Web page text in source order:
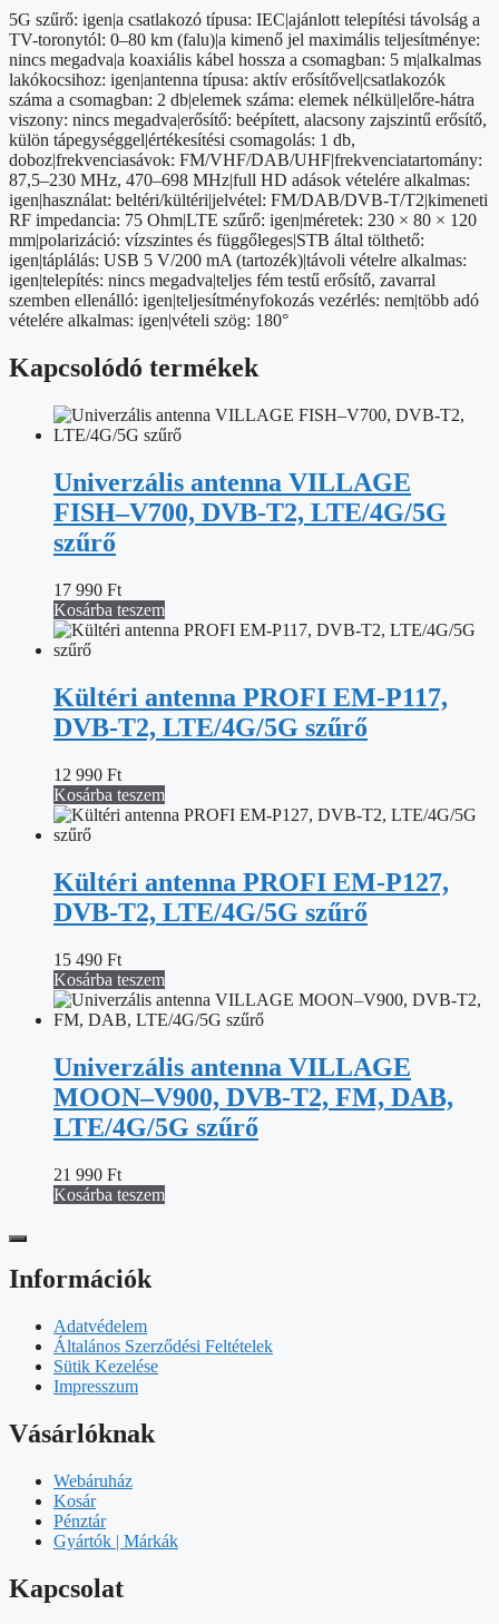
mennyiség
5G szűrő: igen|a csatlakozó típusa: IEC|ajánlott telepítési távolság a
TV-toronytól: 0–80 km (falu)|a kimenő jel maximális teljesítménye:
nincs megadva|a koaxiális kábel hossza a csomagban: 5 m|alkalmas
lakókocsihoz: igen|antenna típusa: aktív erősítővel|csatlakozók
száma a csomagban: 2 db|elemek száma: elemek nélkül|előre-hátra
viszony: nincs megadva|erősítő: beépített, alacsony zajszintű erősítő,
külön tápegységgel|értékesítési csomagolás: 1 db,
doboz|frekvenciasávok: FM/VHF/DAB/UHF|frekvenciatartomány:
87,5–230 MHz, 470–698 MHz|full HD adások vételére alkalmas:
igen|használat: beltéri/kültéri|jelvétel: FM/DAB/DVB-T/T2|kimeneti
RF impedancia: 75 Ohm|LTE szűrő: igen|méretek: 230 × 80 × 120
mm|polarizáció: vízszintes és függőleges|STB által tölthető:
igen|táplálás: USB 5 V/200 mA (tartozék)|távoli vételre alkalmas:
igen|telepítés: nincs megadva|teljes fém testű erősítő, zavarral
szemben ellenálló: igen|teljesítményfokozás vezérlés: nem|több adó
vételére alkalmas: igen|vételi szög: 180°
Kapcsolódó termékek
Univerzális antenna VILLAGE
FISH–V700, DVB-T2, LTE/4G/5G
szűrő
17 990 Ft
Kosárba teszem
Kültéri antenna PROFI EM-P117,
DVB-T2, LTE/4G/5G szűrő
12 990 Ft
Kosárba teszem
Kültéri antenna PROFI EM-P127,
DVB-T2, LTE/4G/5G szűrő
15 490 Ft
Kosárba teszem
Univerzális antenna VILLAGE
MOON–V900, DVB-T2, FM, DAB,
LTE/4G/5G szűrő
21 990 Ft
Kosárba teszem
Információk
Adatvédelem
Általános Szerződési Feltételek
Sütik Kezelése
Impresszum
Vásárlóknak
Webáruház
Kosár
Pénztár
Gyártók | Márkák
Kapcsolat